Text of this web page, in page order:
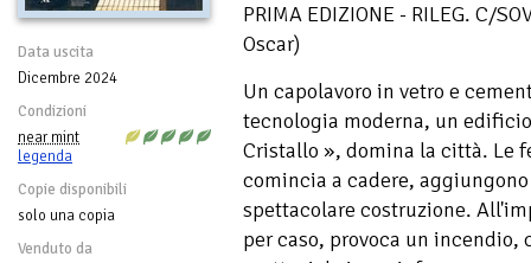
Data uscita
Dicembre 2024
Condizioni
near mint
legenda
Copie disponibili
solo una copia
Venduto da
PRIMA EDIZIONE - RILEG. C/
Oscar)
Un capolavoro in vetro e
tecnologia moderna, un
Cristallo », domina la città. Le
comincia a cadere,
spettacolare costruzione.
per caso, provoca un